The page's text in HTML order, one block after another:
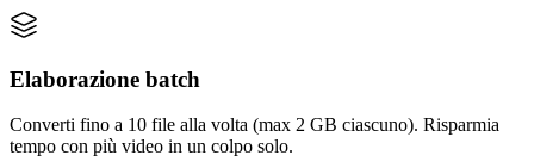
Elaborazione batch
Converti fino a 10 file alla volta (max 2 GB ciascuno). Risparmia
tempo con più video in un colpo solo.